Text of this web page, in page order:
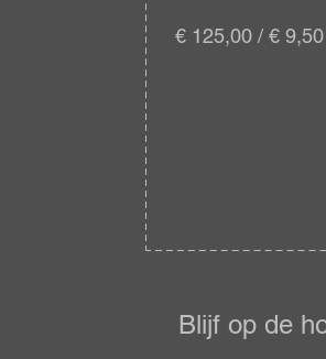
€ 125,00 / €
de
hoogte
Blijf op de